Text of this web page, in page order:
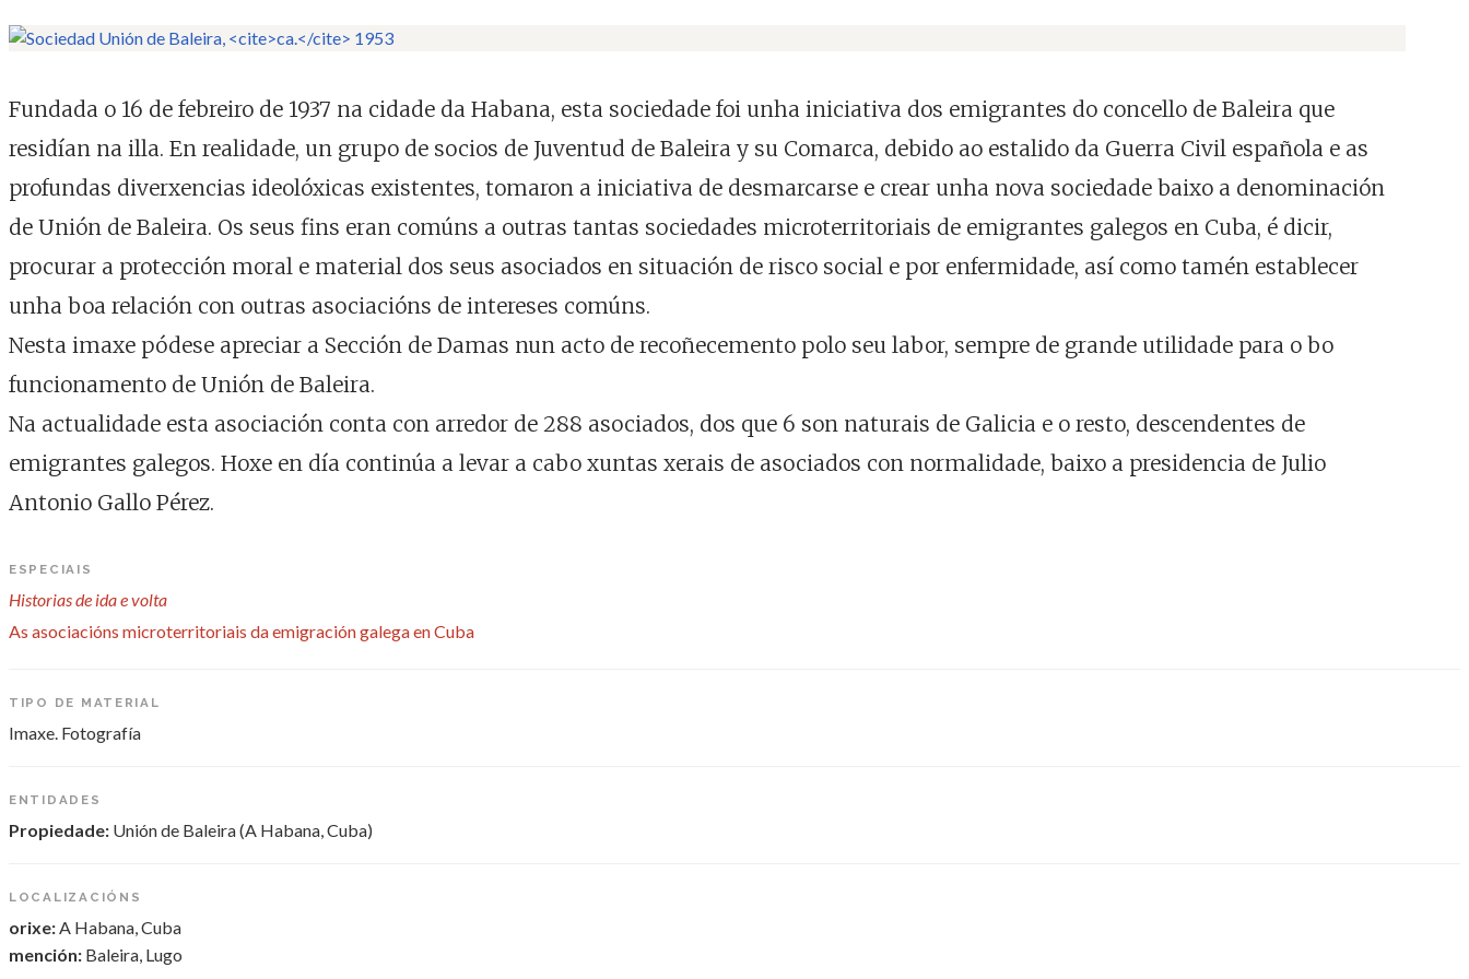
Fundada o 16 de febreiro de 1937 na cidade da Habana, esta sociedade foi unha iniciativa dos emigrantes do concello de Baleira que
residían na illa. En realidade, un grupo de socios de Juventud de Baleira y su Comarca, debido ao estalido da Guerra Civil española e as
profundas diverxencias ideolóxicas existentes, tomaron a iniciativa de desmarcarse e crear unha nova sociedade baixo a denominación
de Unión de Baleira. Os seus fins eran comúns a outras tantas sociedades microterritoriais de emigrantes galegos en Cuba, é dicir,
procurar a protección moral e material dos seus asociados en situación de risco social e por enfermidade, así como tamén establecer
unha boa relación con outras asociacións de intereses comúns.
Nesta imaxe pódese apreciar a Sección de Damas nun acto de recoñecemento polo seu labor, sempre de grande utilidade para o bo
funcionamento de Unión de Baleira.
Na actualidade esta asociación conta con arredor de 288 asociados, dos que 6 son naturais de Galicia e o resto, descendentes de
emigrantes galegos. Hoxe en día continúa a levar a cabo xuntas xerais de asociados con normalidade, baixo a presidencia de Julio
Antonio Gallo Pérez.
ESPECIAIS
Historias de ida e volta
As asociacións microterritoriais da emigración galega en Cuba
TIPO DE MATERIAL
Imaxe. Fotografía
ENTIDADES
Propiedade: Unión de Baleira (A Habana, Cuba)
LOCALIZACIÓNS
orixe:A Habana, Cuba
mención: Baleira, Lugo